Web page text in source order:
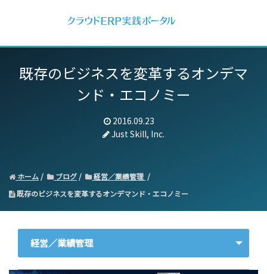
既存のビジネスを変革するオンデマ
ンド・エコノミー
2016.09.23
Just Skill, Inc.
ホーム ブログ
経営／業績管理
既存のビジネスを変革するオンデマンド・エコノミー
経営／業績管理